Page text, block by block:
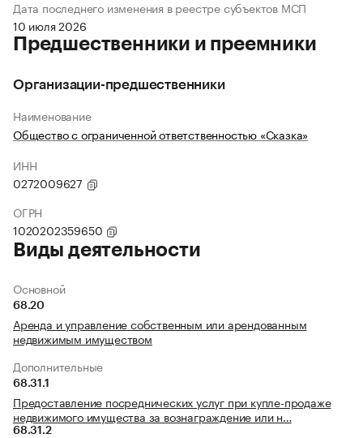
Дата последнего изменения в реестре субъектов МСП
10 июля 2026
Предшественники и преемники
Организации-предшественники
Наименование
Общество с ограниченной ответственностью «Сказка»
ИНН
0272009627
ОГРН
1020202359650
Виды деятельности
Основной
68.20
Аренда и управление собственным или арендованным
недвижимым имуществом
Дополнительные
68.31.1
Предоставление посреднических услуг при купле-продаже
недвижимого имущества за вознаграждение или н…
68.31.2